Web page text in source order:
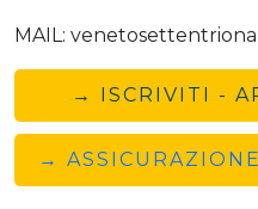
MAIL:
→ ISCRIVITI -
→